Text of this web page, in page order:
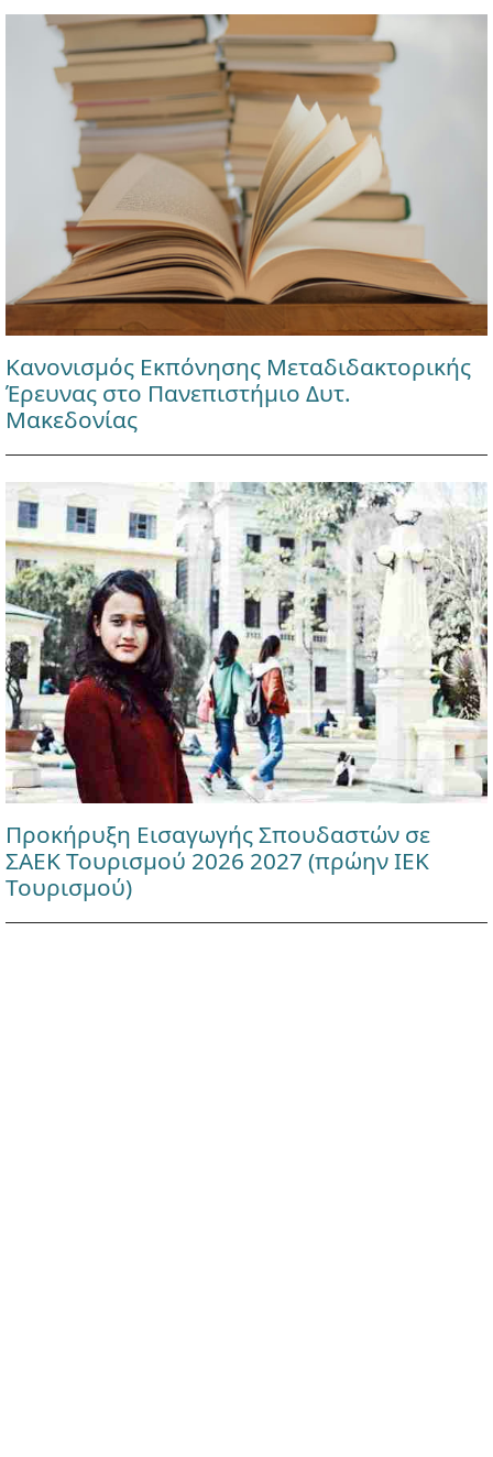
Κανονισμός Εκπόνησης Μεταδιδακτορικής
Έρευνας στο Πανεπιστήμιο Δυτ.
Μακεδονίας
Προκήρυξη Εισαγωγής Σπουδαστών σε
ΣΑΕΚ Τουρισμού 2026 2027 (πρώην ΙΕΚ
Τουρισμού)